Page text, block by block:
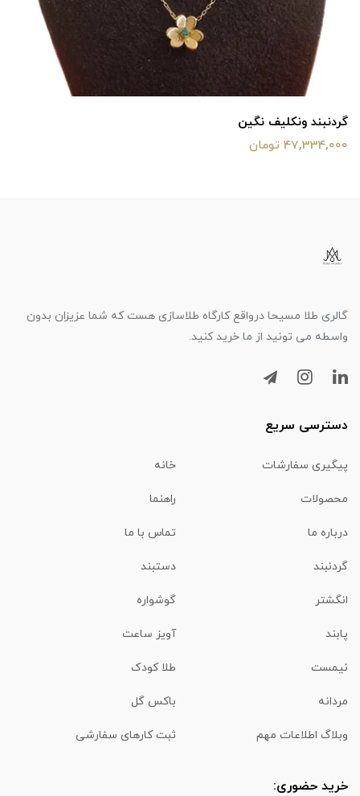
گردنبند ونکلیف نگین
47,334,000 تومان
گالری طلا مسیحا درواقع کارگاه طلاسازی هست که شما عزیزان بدون
واسطه می تونید از ما خرید کنید.
دسترسی سریع
پیگیری سفارشات خانه
محصولات راهنما
درباره ما تماس با ما
گردنبند دستبند
انگشتر گوشواره
پابند آویز ساعت
نیمست طلا کودک
مردانه باکس گل
وبلاگ اطلاعات مهم ثبت کارهای سفارشی
خرید حضوری: